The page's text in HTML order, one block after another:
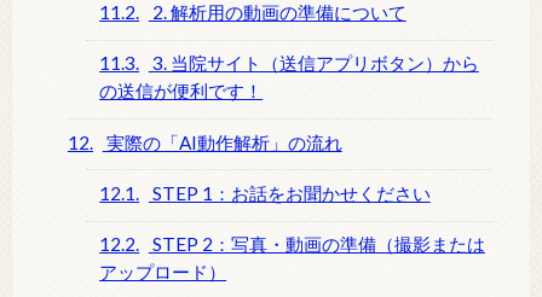
11.2. 2. 解析用の動画の準備について
11.3.
3. 当院サイト（送信アプリボタン）から
の送信が便利です！
12. 実際の「AI動作解析」の流れ
12.1. STEP 1：お話をお聞かせください
12.2.
STEP 2：写真・動画の準備（撮影または
アップロード）